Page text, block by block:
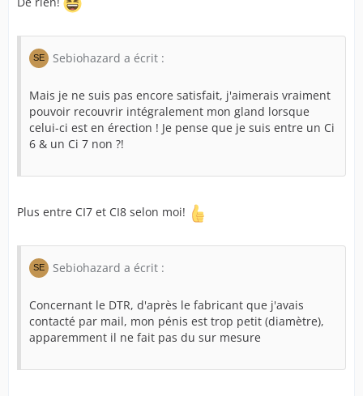
Sebiohazard a écrit :
Mais je ne suis pas encore satisfait, j'aimerais vraiment
pouvoir recouvrir intégralement mon gland lorsque
celui-ci est en érection ! Je pense que je suis entre un Ci
6 & un Ci 7 non ?!
Plus entre CI7 et CI8 selon moi!
Sebiohazard a écrit :
Concernant le DTR, d'après le fabricant que j'avais
contacté par mail, mon pénis est trop petit (diamètre),
apparemment il ne fait pas du sur mesure